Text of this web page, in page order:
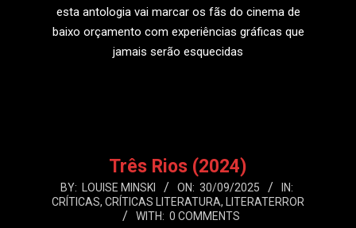
esta antologia vai marcar os fãs do cinema de
baixo orçamento com experiências gráficas que
jamais serão esquecidas
Três Rios (2024)
2025-
09-
BY: LOUISE MINSKI ON: 30/09/2025
IN:
CRÍTICAS, CRÍTICAS LITERATURA,
LITERATERROR
WITH: 0 COMMENTS